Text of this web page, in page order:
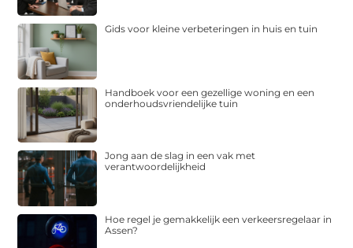
Gids voor kleine verbeteringen in huis en tuin
Handboek voor een gezellige woning en een
onderhoudsvriendelijke tuin
Jong aan de slag in een vak met
verantwoordelijkheid
Hoe regel je gemakkelijk een verkeersregelaar in
Assen?